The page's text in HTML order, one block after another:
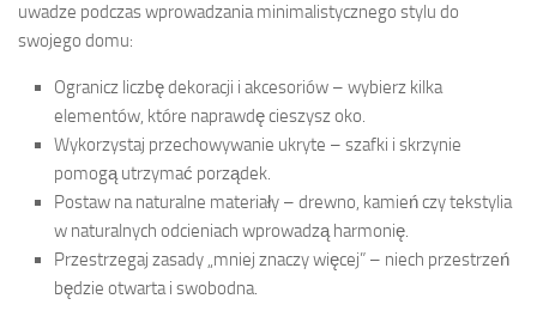
uwadze podczas wprowadzania minimalistycznego stylu do
swojego domu:
Ogranicz liczbę dekoracji i akcesoriów – wybierz kilka
elementów, które naprawdę cieszysz oko.
Wykorzystaj przechowywanie ukryte – szafki i skrzynie
pomogą utrzymać porządek.
Postaw na naturalne materiały – drewno, kamień czy tekstylia
w naturalnych odcieniach wprowadzą harmonię.
Przestrzegaj zasady „mniej znaczy więcej” – niech przestrzeń
będzie otwarta i swobodna.